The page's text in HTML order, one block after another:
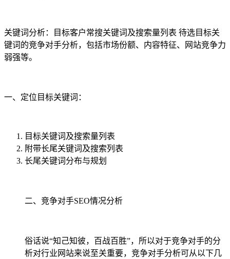
关键词分析：目标客户常搜关键词及搜索量列表 待选目标关
键词的竞争对手分析，包括市场份额、内容特征、网站竞争力
弱强等。
一、定位目标关键词：
目标关键词及搜索量列表
附带长尾关键词及搜索列表
长尾关键词分布与规划
二、竞争对手SEO情况分析
俗话说“知己知彼，百战百胜”，所以对于竞争对手的分
析对行业网站来说至关重要，竞争对手分析可从以下几